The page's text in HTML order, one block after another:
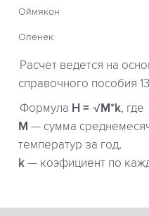
Оймякон
Оленек
Расчет ведется на
справочного пособия
Формула H = √M*k, где
М — сумма
температур за год,
k — коэфициент по